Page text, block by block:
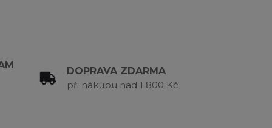
DOPRAVA ZDARMA
při nákupu nad 1 800 Kč